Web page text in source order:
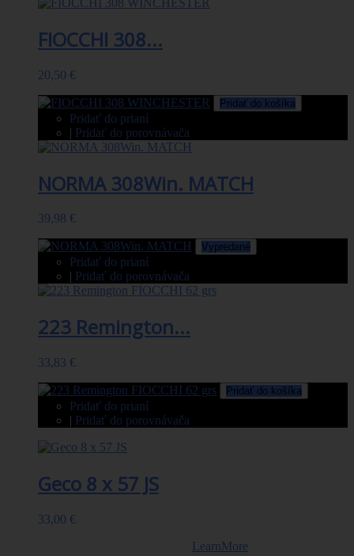
FIOCCHI 308...
20,50 €
Pridať do košíka
Pridať do prianí
| Pridať do porovnávača
NORMA 308Win. MATCH
39,98 €
Vypredané
Pridať do prianí
| Pridať do porovnávača
223 Remington...
33,83 €
Pridať do košíka
Pridať do prianí
| Pridať do porovnávača
Geco 8 x 57 JS
33,00 €
LearnMore